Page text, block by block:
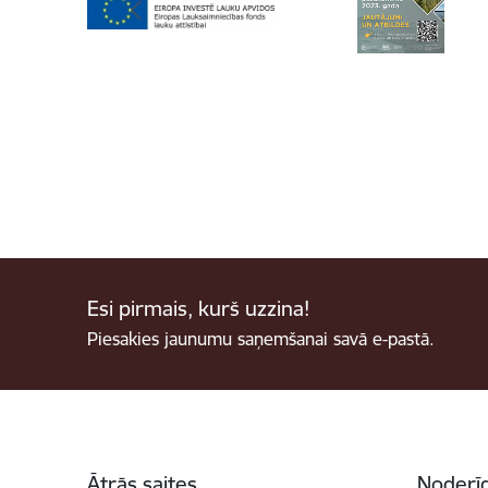
Esi pirmais, kurš uzzina!
Piesakies jaunumu saņemšanai savā e-pastā.